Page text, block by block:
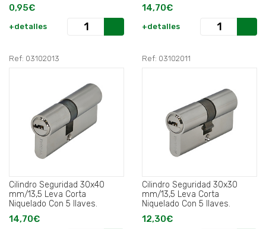
0,95€
+detalles
14,70€
+detalles
Ref: 03102013
Cilindro Seguridad 30x40
mm/13,5 Leva Corta
Niquelado Con 5 llaves.
14,70€
Ref: 03102011
Cilindro Seguridad 30x30
mm/13,5 Leva Corta
Niquelado Con 5 llaves.
12,30€